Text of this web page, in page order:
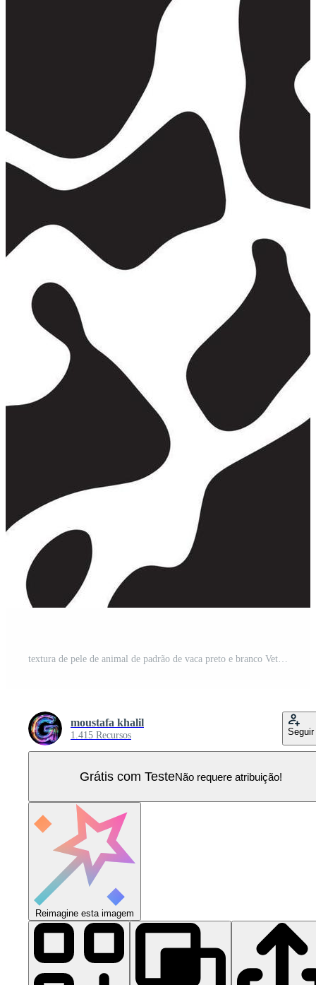
textura de pele de animal de padrão de vaca preto e branco Vetor Pro
moustafa khalil
1.415 Recursos Seguir
Grátis com TesteNão requere atribuição!
Reimagine esta imagem